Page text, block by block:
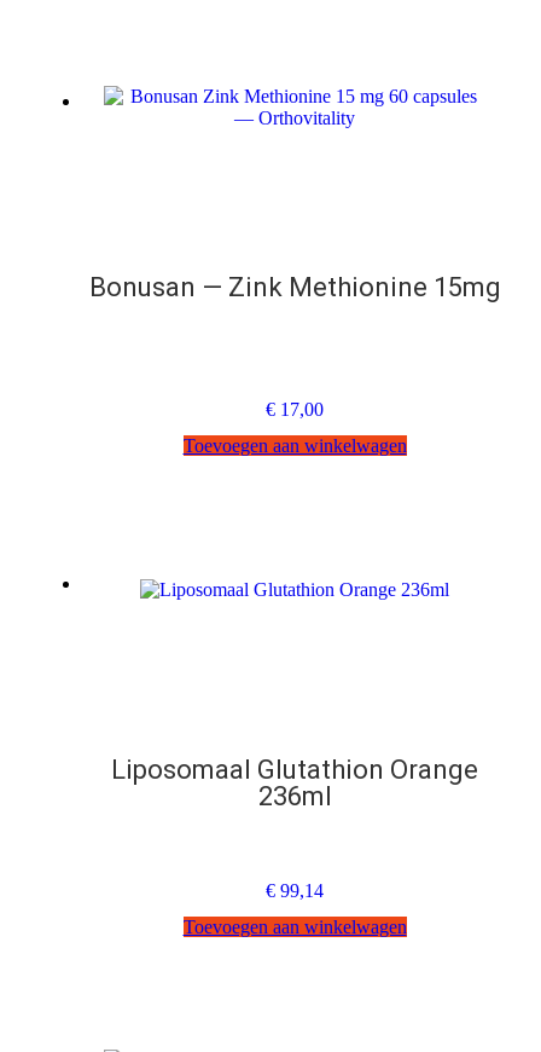
Bonusan — Zink Methionine 15mg
€ 17,00
Toevoegen aan winkelwagen
Liposomaal Glutathion Orange
236ml
€ 99,14
Toevoegen aan winkelwagen